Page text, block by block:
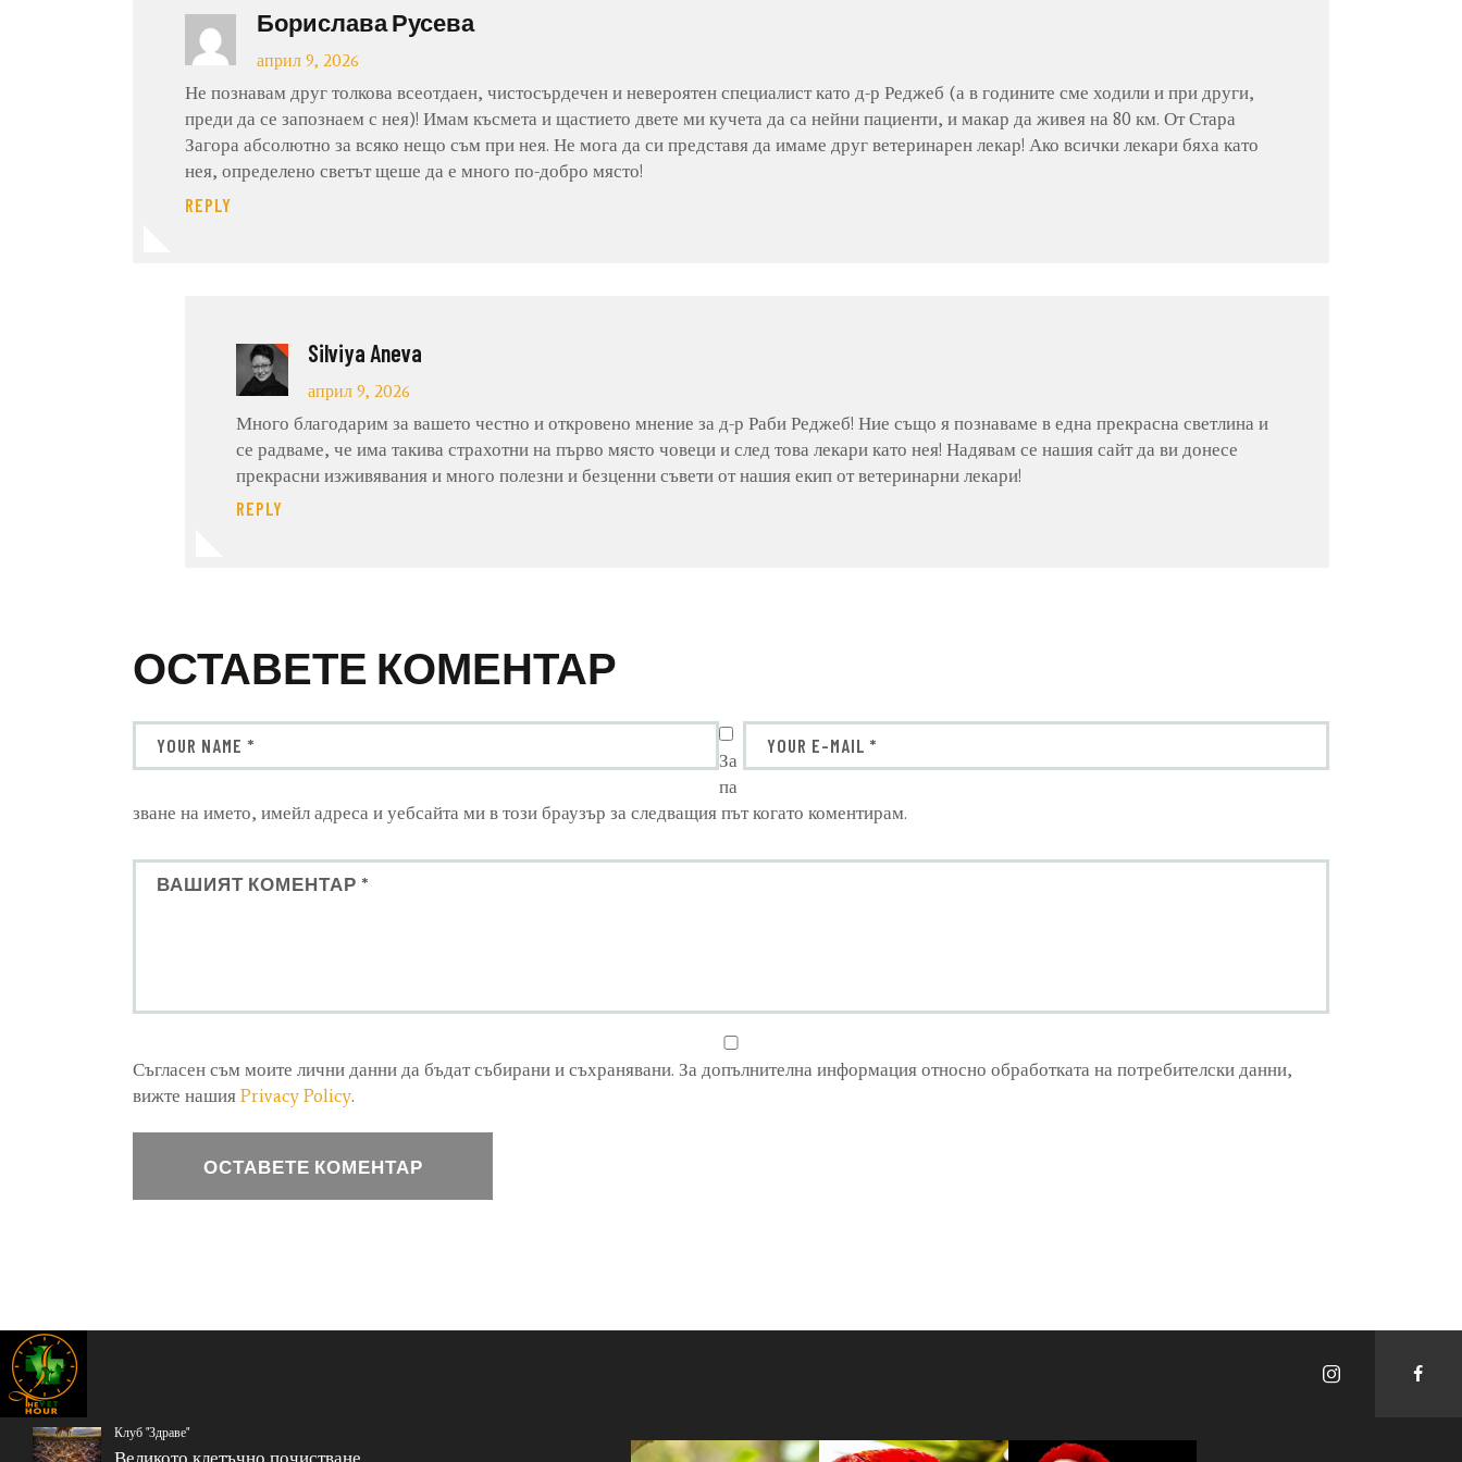
Борислава Русева
април 9, 2026
Не познавам друг толкова всеотдаен, чистосърдечен и невероятен специалист като д-р Реджеб (а в годините сме ходили и при други,
преди да се запознаем с нея)! Имам късмета и щастието двете ми кучета да са нейни пациенти, и макар да живея на 80 км. От Стара
Загора абсолютно за всяко нещо съм при нея. Не мога да си представя да имаме друг ветеринарен лекар! Ако всички лекари бяха като
нея, определено светът щеше да е много по-добро място!
REPLY
Silviya Aneva
април 9, 2026
Много благодарим за вашето честно и откровено мнение за д-р Раби Реджеб! Ние също я познаваме в една прекрасна светлина и
се радваме, че има такива страхотни на първо място човеци и след това лекари като нея! Надявам се нашия сайт да ви донесе
прекрасни изживявания и много полезни и безценни съвети от нашия екип от ветеринарни лекари!
REPLY
ОСТАВЕТЕ КОМЕНТАР
За
па
зване на името, имейл адреса и уебсайта ми в този браузър за следващия път когато коментирам.
Съгласен съм моите лични данни да бъдат събирани и съхранявани. За допълнителна информация относно обработката на потребителски данни,
вижте нашия Privacy Policy.
Клуб "Здраве"